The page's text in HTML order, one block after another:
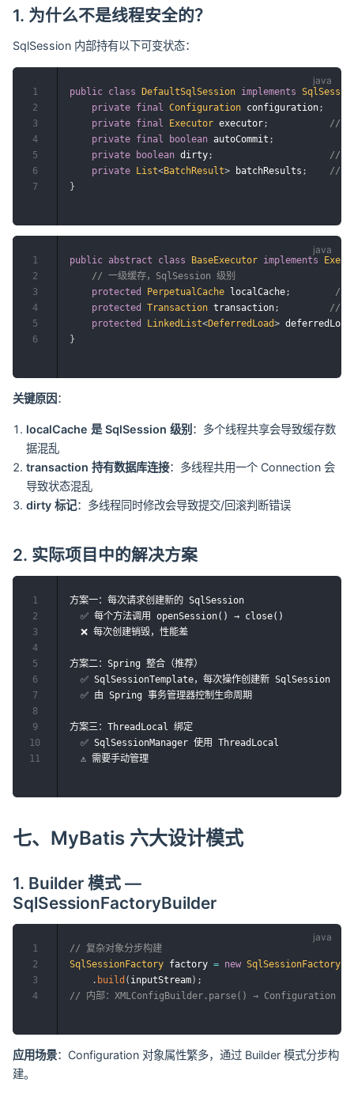
1. 为什么不是线程安全的？
SqlSession 内部持有以下可变状态：
public class DefaultSqlSession implements
private final Configuration configuration ;
private final Executor executor ;
// ←
private final boolean autoCommit ;
private
boolean dirty ;
// ←
private List<BatchResult> batchResults ;
// ←
}
1
2
3
4
5
6
7
public abstract class BaseExecutor implements
// 一级缓存，SqlSession 级别
protected
PerpetualCache localCache;
// ←
protected
Transaction transaction;
// ←
protected
LinkedList<DeferredLoad>
}
1
2
3
4
5
6
关键原因 ：
localCache 是 SqlSession 级别 ：多个线程共享会导致缓存数
据混乱
transaction 持有数据库连接：多线程共用一个 Connection 会
导致状态混乱
dirty 标记：多线程同时修改会导致提交/回滚判断错误
2. 实际项目中的解决方案
方案一：每次请求创建新的 SqlSession
  ✅ 每个方法调用 openSession() → close()
  ❌ 每次创建销毁，性能差
方案二：Spring 整合（推荐）
  ✅ SqlSessionTemplate，每次操作创建新 SqlSession
  ✅ 由 Spring 事务管理器控制生命周期
方案三：ThreadLocal 绑定
  ✅ SqlSessionManager 使用 ThreadLocal
1
2
3
4
5
6
7
8
9
10
11
七、MyBatis 六大设计模式
1. Builder 模式 —
SqlSessionFactoryBuilder
// 复杂对象分步构建
SqlSessionFactory factory = new
. build ( inputStream) ;
// 内部：XMLConfigBuilder.parse() → Configuration →
1
2
3
4
应用场景：Configuration 对象属性繁多，通过 Builder 模式分步构
建。